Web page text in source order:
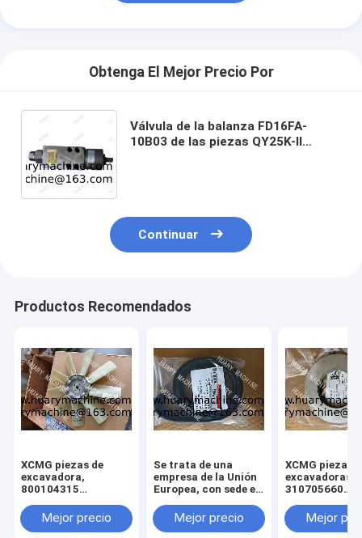
Obtenga El Mejor Precio Por
Válvula de la balanza FD16FA-
10B03 de las piezas QY25K-II
Continuar
Productos Recomendados
XCMG piezas de
excavadora,
800104315
xcmg xe 130 xe 150
Mejor precio
Se trata de una
empresa de la Unión
Europea, con sede en
Mejor precio
XCMG piezas
excavadoras,
310705660
3299000666
329900710
Mejor